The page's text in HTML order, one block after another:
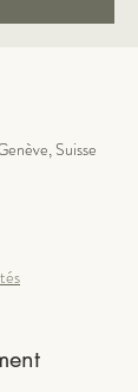
Suisse